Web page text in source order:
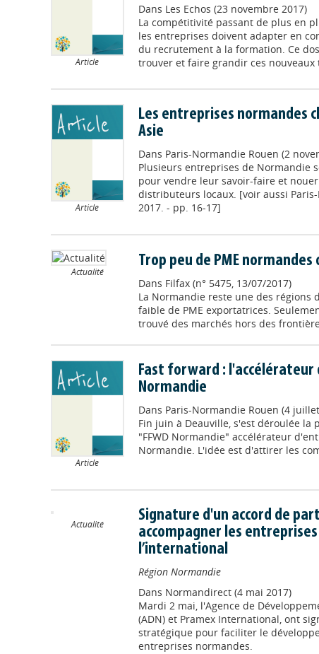
Article
Dans Les Echos (23 novembre 2017)
La compétitivité passant de plus en
les entreprises doivent adapter en
du recrutement à la formation. Ce
trouver et faire grandir ces nouveaux
Article
Les entreprises normandes
Asie
Dans Paris-Normandie Rouen (2
Plusieurs entreprises de Normandie
pour vendre leur savoir-faire et
distributeurs locaux. [voir aussi
2017. - pp. 16-17]
Actualité
Trop peu de PME
Dans Filfax (n° 5475, 13/07/2017)
La Normandie reste une des régions
faible de PME exportatrices.
trouvé des marchés hors des
Article
Fast forward : l'accélérateur
Normandie
Dans Paris-Normandie Rouen (4
Fin juin à Deauville, s'est déroulée la
"FFWD Normandie" accélérateur
Normandie. L'idée est d'attirer les
Actualité
Signature d'un accord de
accompagner les
l’international
Région Normandie
Dans Normandirect (4 mai 2017)
Mardi 2 mai, l'Agence de
(ADN) et Pramex International, ont
stratégique pour faciliter le
entreprises normandes.